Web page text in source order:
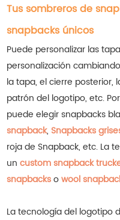
Tus sombreros de
snapbacks únicos
Puede personalizar las
personalización
la tapa, el cierre posterior,
patrón del logotipo, etc.
puede elegir snapbacks
snapback, Snapbacks
roja de Snapback, etc. La
uncustom snapback
snapbacksowool
La tecnología del logotipo